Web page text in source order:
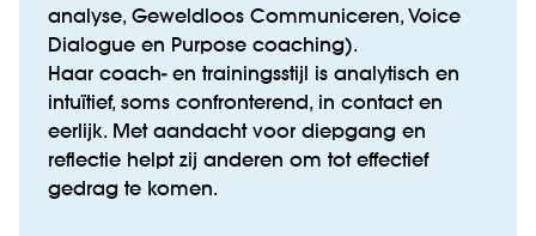
analyse, Geweldloos Communiceren, Voice
Dialogue en Purpose coaching).
Haar coach- en trainingsstijl is analytisch en
intuïtief, soms confronterend, in contact en
eerlijk. Met aandacht voor diepgang en
reflectie helpt zij anderen om tot effectief
gedrag te komen.